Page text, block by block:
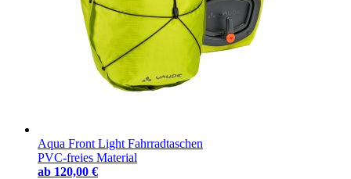
Aqua Front Light Fahrradtaschen
PVC-freies Material
ab 120,00 €